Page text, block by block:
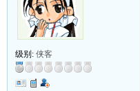
级别: 侠客